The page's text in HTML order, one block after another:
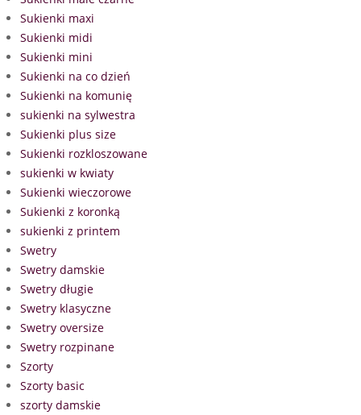
Sukienki maxi
Sukienki midi
Sukienki mini
Sukienki na co dzień
Sukienki na komunię
sukienki na sylwestra
Sukienki plus size
Sukienki rozkloszowane
sukienki w kwiaty
Sukienki wieczorowe
Sukienki z koronką
sukienki z printem
Swetry
Swetry damskie
Swetry długie
Swetry klasyczne
Swetry oversize
Swetry rozpinane
Szorty
Szorty basic
szorty damskie